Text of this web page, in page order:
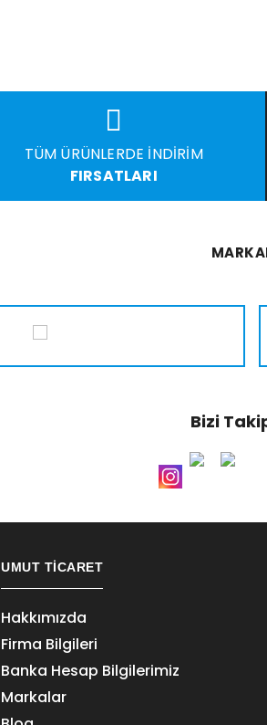
TÜM ÜRÜNLERDE İNDIRIM
FIRSATLARI
Bizi
UMUT TICARET
Hakkımızda
Firma Bilgileri
Banka Hesap Bilgilerimiz
Markalar